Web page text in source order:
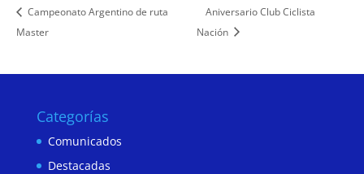
Campeonato Argentino de ruta
Master
Aniversario Club Ciclista
Nación
Categorías
Comunicados
Destacadas